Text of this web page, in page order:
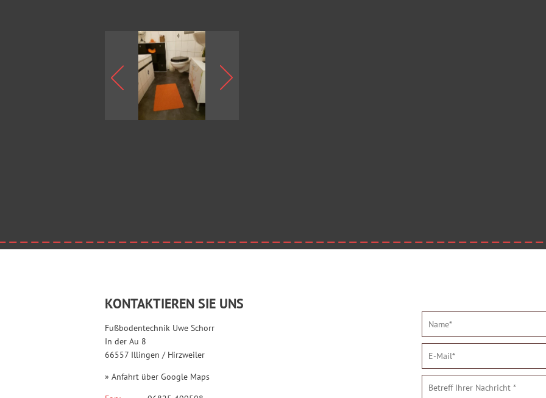
KONTAKTIEREN SIE UNS
Fußbodentechnik Uwe Schorr
In der Au 8
66557 Illingen / Hirzweiler
» Anfahrt über Google Maps